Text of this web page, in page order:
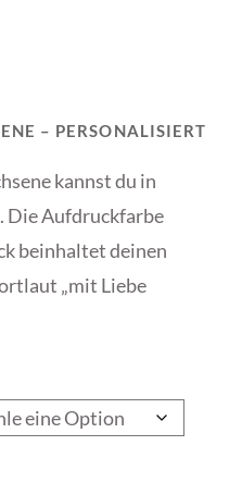
– PERSONALISIERT
kannst du in
Die Aufdruckfarbe
beinhaltet deinen
„mit Liebe